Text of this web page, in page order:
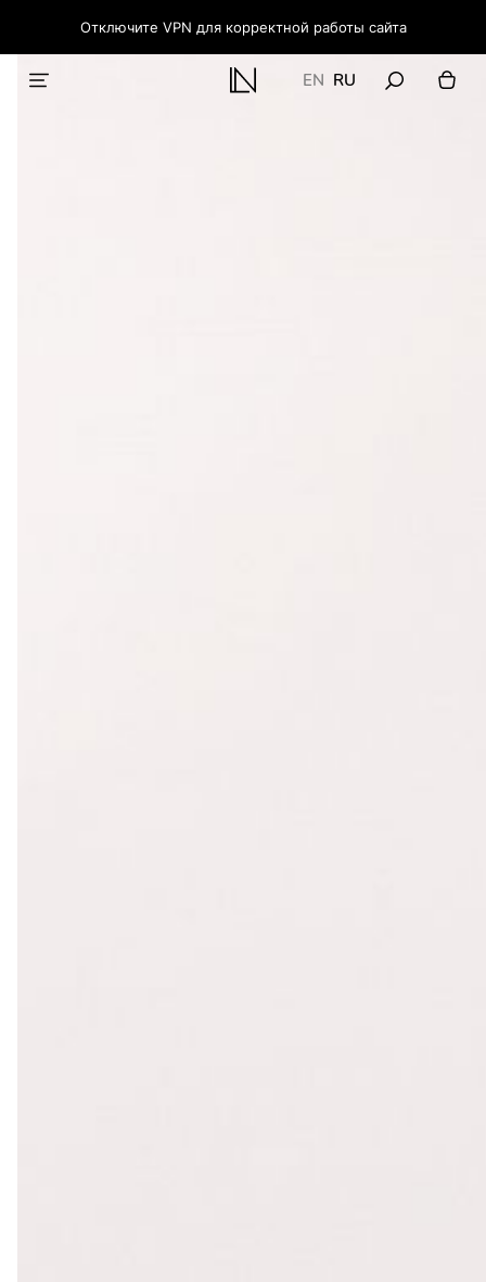
Отключите VPN для корректной работы сайта
EN RU